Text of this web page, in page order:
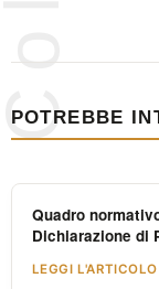
POTREBBE
Quadro
Dichiarazione di
LEGGI